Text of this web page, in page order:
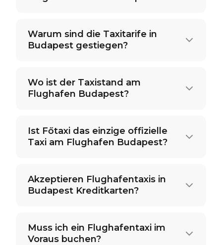
Warum sind die Taxitarife in
Budapest gestiegen?
Wo ist der Taxistand am
Flughafen Budapest?
Ist Főtaxi das einzige offizielle
Taxi am Flughafen Budapest?
Akzeptieren Flughafentaxis in
Budapest Kreditkarten?
Muss ich ein Flughafentaxi im
Voraus buchen?